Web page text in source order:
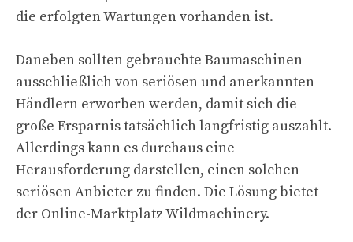
die erfolgten Wartungen vorhanden ist.
Daneben sollten gebrauchte Baumaschinen
ausschließlich von seriösen und anerkannten
Händlern erworben werden, damit sich die
große Ersparnis tatsächlich langfristig auszahlt.
Allerdings kann es durchaus eine
Herausforderung darstellen, einen solchen
seriösen Anbieter zu finden. Die Lösung bietet
der Online-Marktplatz Wildmachinery.